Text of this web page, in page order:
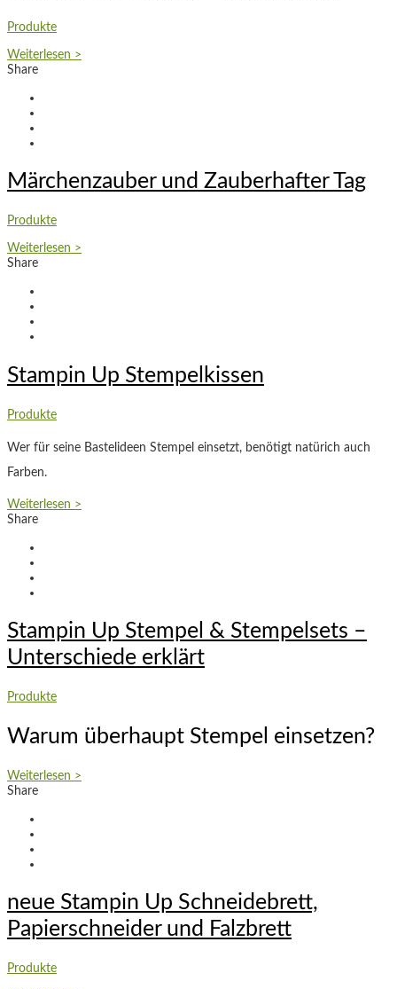
Produkte
Weiterlesen >
Share
Märchenzauber und Zauberhafter Tag
Produkte
Weiterlesen >
Share
Stampin Up Stempelkissen
Produkte
Wer für seine Bastelideen Stempel einsetzt, benötigt natürich auch
Farben.
Weiterlesen >
Share
Stampin Up Stempel & Stempelsets –
Unterschiede erklärt
Produkte
Warum überhaupt Stempel einsetzen?
Weiterlesen >
Share
neue Stampin Up Schneidebrett,
Papierschneider und Falzbrett
Produkte